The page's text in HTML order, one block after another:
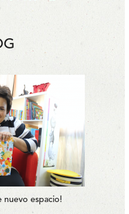
nuevo espacio!